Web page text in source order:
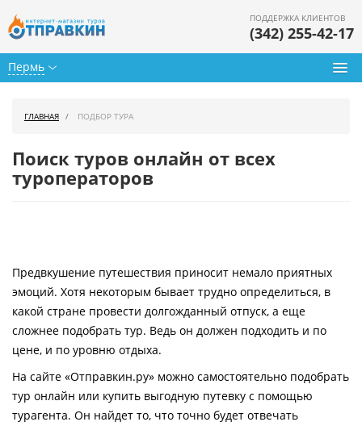
Пермь
ПОДДЕРЖКА КЛИЕНТОВ
(342) 255-42-17
Горящие туры
Страны
Как купить
Контакты
ГЛАВНАЯ ПОДБОР ТУРА
Поиск туров онлайн от всех
туроператоров
Предвкушение путешествия приносит немало приятных
эмоций. Хотя некоторым бывает трудно определиться, в
какой стране провести долгожданный отпуск, а еще
сложнее подобрать тур. Ведь он должен подходить и по
цене, и по уровню отдыха.
На сайте «Отправкин.ру» можно самостоятельно подобрать
тур онлайн или купить выгодную путевку с помощью
турагента. Он найдет то, что точно будет отвечать